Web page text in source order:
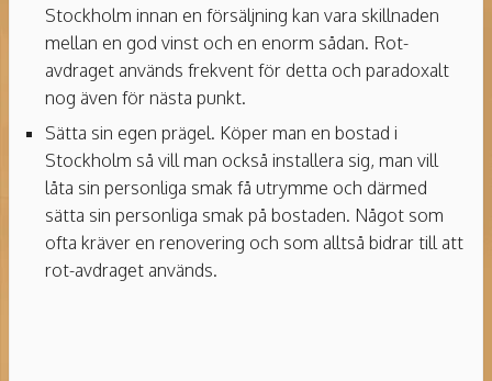
Stockholm innan en försäljning kan vara skillnaden
mellan en god vinst och en enorm sådan. Rot-
avdraget används frekvent för detta och paradoxalt
nog även för nästa punkt.
Sätta sin egen prägel. Köper man en bostad i
Stockholm så vill man också installera sig, man vill
låta sin personliga smak få utrymme och därmed
sätta sin personliga smak på bostaden. Något som
ofta kräver en renovering och som alltså bidrar till att
rot-avdraget används.